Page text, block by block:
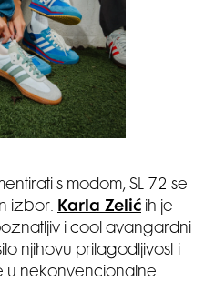
s modom, SL 72 se
izbor. Karla Zelić ih je
i cool avangardni
njihovu prilagodljivost i
u nekonvencionalne